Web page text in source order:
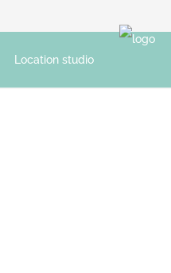
Location studio